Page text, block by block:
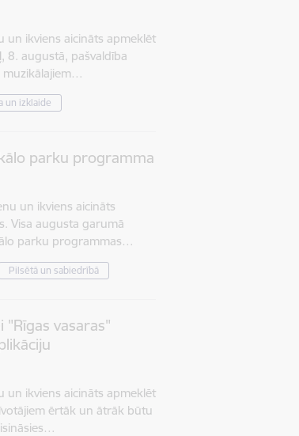
un ikviens aicināts apmeklēt
8. augustā, pašvaldība
muzikālajiem…
un izklaide
parku programma
un ikviens aicināts
Visa augusta garumā
parku programmas…
Pilsētā un sabiedrībā
vasaras"
un ikviens aicināts apmeklēt
ērtāk un ātrāk būtu